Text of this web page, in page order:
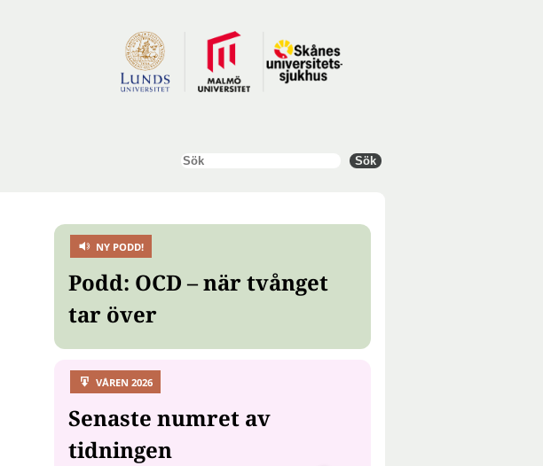
Sök Sök
NY PODD!
Podd: OCD – när tvånget
tar över
VÅREN 2026
Senaste numret av
tidningen